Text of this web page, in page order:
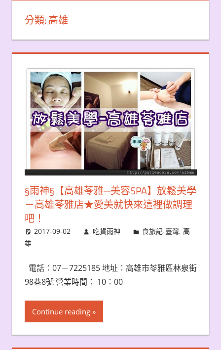
分類:高雄
§雨神§【高雄苓雅─美容SPA】放鬆美學
－高雄苓雅店★愛美就快來這裡做調理
吧！
2017-09-02 吃貨雨神 食旅記-臺灣,高
雄
電話：07－7225185 地址：高雄市苓雅區林泉街
98巷8號 營業時間： 10：00
Continue reading